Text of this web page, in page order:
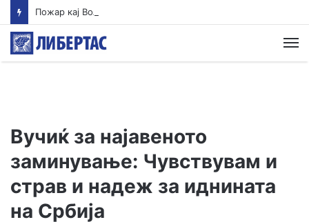
Вучиќ за најавеното
заминување: Чувствувам и
страв и надеж за иднината
на Србија